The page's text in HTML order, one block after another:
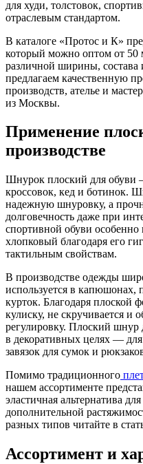
для худи, толстовок,
отраслевым стандартом.
В каталоге «Протос и К»
который можно оптом от 50
различной ширины,
предлагаем качественную
производств, ателье и
из Москвы.
Применение
производстве
Шнурок плоский для обуви
кроссовок, кед и ботинок.
надежную шнуровку, а
долговечность даже при
спортивной обуви
хлопковый благодаря его
тактильным свойствам.
В производстве одежды
используется в
курток. Благодаря плоской
кулиску, не скручивается и
регулировку. Плоский шнур
в декоративных целях — для
завязок для сумок и
Помимо традиционного
нашем ассортименте
эластичная альтернатива
дополнительной
разных типов читайте в
Ассортимент и